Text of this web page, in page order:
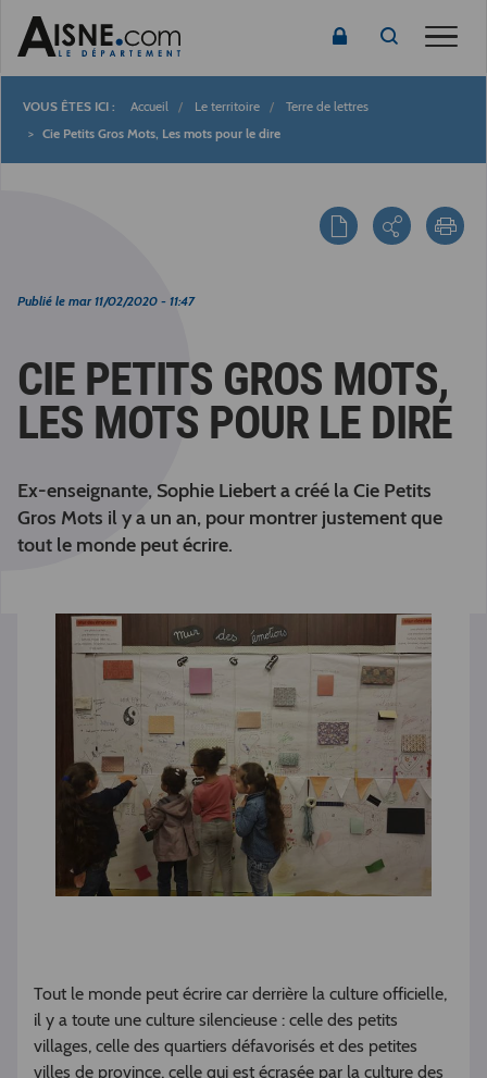
Fil
Accueil Le territoire
Terre de lettres
Cie Petits Gros Mots, Les mots pour le dire
Publié le mar 11/02/2020 - 11:47
CIE PETITS GROS MOTS,
LES MOTS POUR LE DIRE
Ex-enseignante, Sophie Liebert a créé la Cie Petits
Gros Mots il y a un an, pour montrer justement que
tout le monde peut écrire.
Tout le monde peut écrire car derrière la culture officielle,
il y a toute une culture silencieuse : celle des petits
villages, celle des quartiers défavorisés et des petites
villes de province, celle qui est écrasée par la culture des